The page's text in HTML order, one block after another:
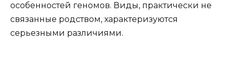
особенностей геномов. Виды, практически не
связанные родством, характеризуются
серьезными различиями.